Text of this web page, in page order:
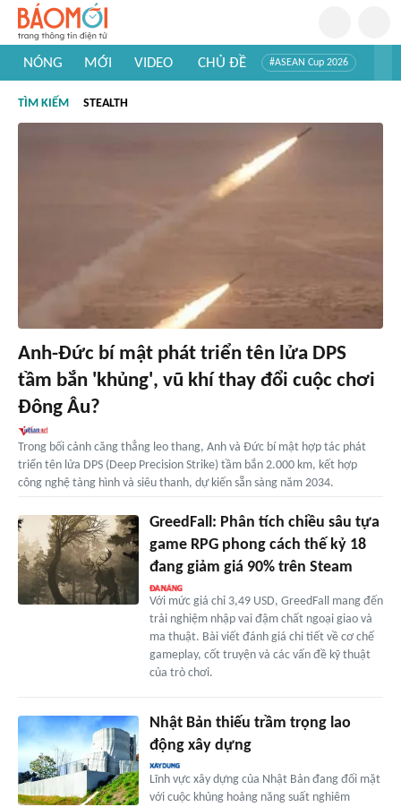
NÓNG MỚI VIDEO CHỦ ĐỀ #ASEAN Cup 2026
#Khám phá thế giới
TÌM KIẾM STEALTH
Anh-Đức bí mật phát triển tên lửa DPS
tầm bắn 'khủng', vũ khí thay đổi cuộc chơi
Đông Âu?
Trong bối cảnh căng thẳng leo thang, Anh và Đức bí mật hợp tác phát
triển tên lửa DPS (Deep Precision Strike) tầm bắn 2.000 km, kết hợp
công nghệ tàng hình và siêu thanh, dự kiến sẵn sàng năm 2034.
GreedFall: Phân tích chiều sâu tựa
game RPG phong cách thế kỷ 18
đang giảm giá 90% trên Steam
Với mức giá chỉ 3,49 USD, GreedFall mang đến
trải nghiệm nhập vai đậm chất ngoại giao và
ma thuật. Bài viết đánh giá chi tiết về cơ chế
gameplay, cốt truyện và các vấn đề kỹ thuật
của trò chơi.
Nhật Bản thiếu trầm trọng lao
động xây dựng
Lĩnh vực xây dựng của Nhật Bản đang đối mặt
với cuộc khủng hoảng năng suất nghiêm